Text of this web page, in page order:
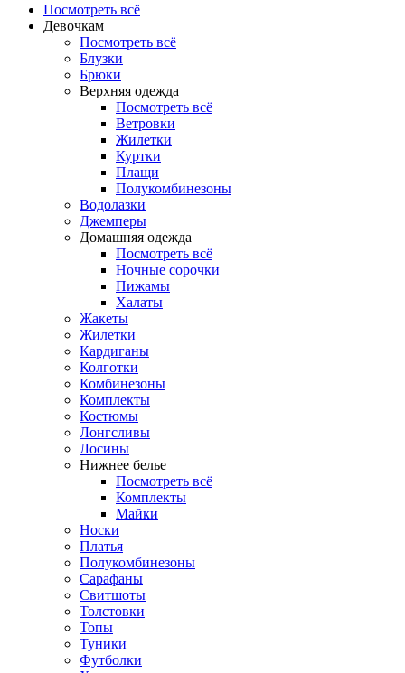
Посмотреть всё
Девочкам
Посмотреть всё
Блузки
Брюки
Верхняя одежда
Посмотреть всё
Ветровки
Жилетки
Куртки
Плащи
Полукомбинезоны
Водолазки
Джемперы
Домашняя одежда
Посмотреть всё
Ночные сорочки
Пижамы
Халаты
Жакеты
Жилетки
Кардиганы
Колготки
Комбинезоны
Комплекты
Костюмы
Лонгсливы
Лосины
Нижнее белье
Посмотреть всё
Комплекты
Майки
Носки
Платья
Полукомбинезоны
Сарафаны
Свитшоты
Толстовки
Топы
Туники
Футболки